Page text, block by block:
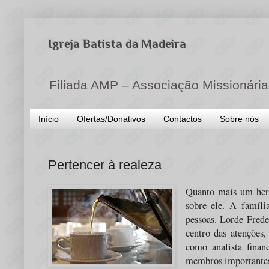
Igreja Batista da Madeira
Filiada AMP – Associação
Início Ofertas/Donativos Contactos Sobre nós
Pertencer à realeza
Quanto mais um
sobre ele. A
pessoas. Lorde
centro das
como analista
membros